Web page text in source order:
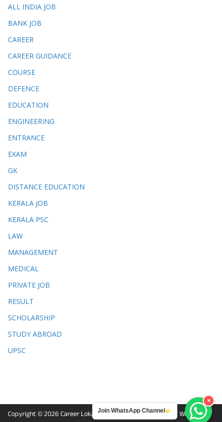
ALL INDIA JOB
BANK JOB
CAREER
CAREER GUIDANCE
COURSE
DEFENCE
EDUCATION
ENGINEERING
ENTRANCE
EXAM
GK
DISTANCE EDUCATION
KERALA JOB
KERALA PSC
LAW
MANAGEMENT
MEDICAL
PRIVATE JOB
RESULT
SCHOLARSHIP
STUDY ABROAD
UPSC
Copyright © 2026 Career Lokam. Powered byColorMagand WordPress .
Join WhatsApp Channel
×